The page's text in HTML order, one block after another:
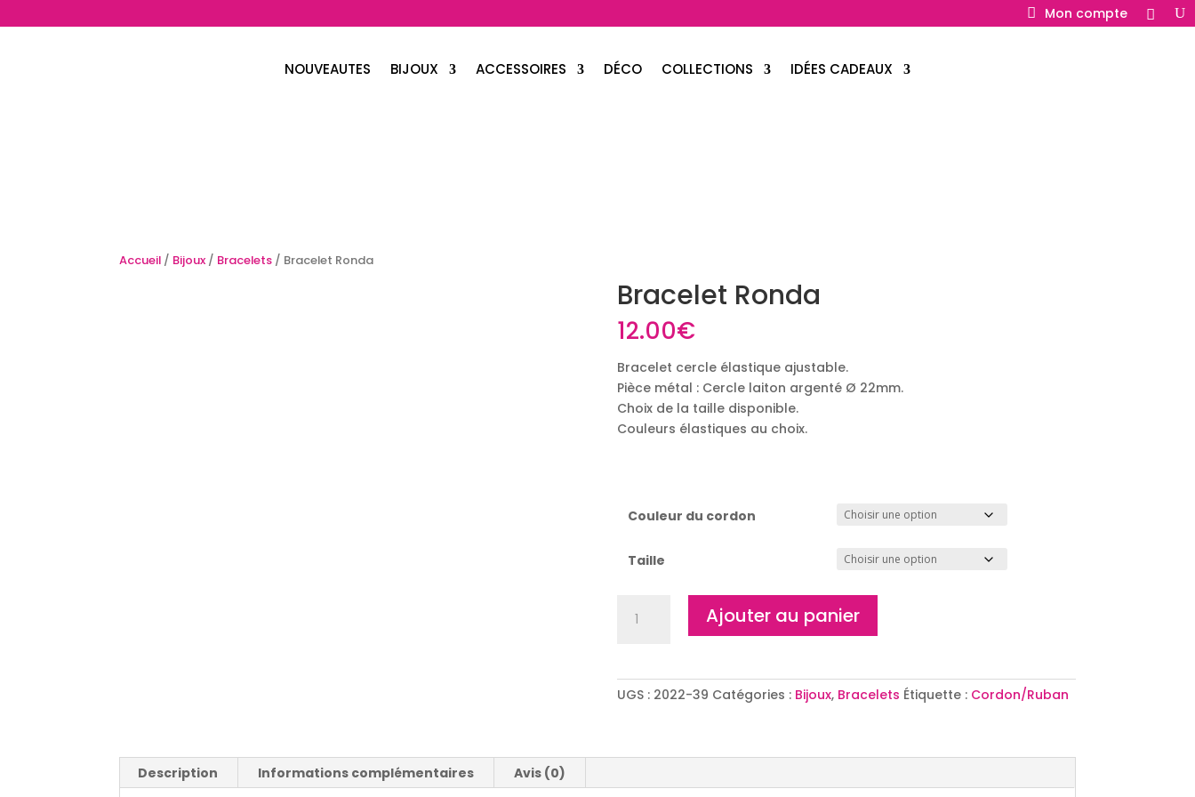
Mon compte
NOUVEAUTES BIJOUX ACCESSOIRES DÉCO COLLECTIONS IDÉES CADEAUX
Accueil / Bijoux / Bracelets / Bracelet Ronda
Bracelet Ronda
12.00€
Bracelet cercle élastique ajustable.
Pièce métal : Cercle laiton argenté Ø 22mm.
Choix de la taille disponible.
Couleurs élastiques au choix.
Couleur du cordon
Taille
Ajouter au panier
UGS : 2022-39 Catégories : Bijoux, Bracelets Étiquette : Cordon/Ruban
Description Informations complémentaires Avis (0)